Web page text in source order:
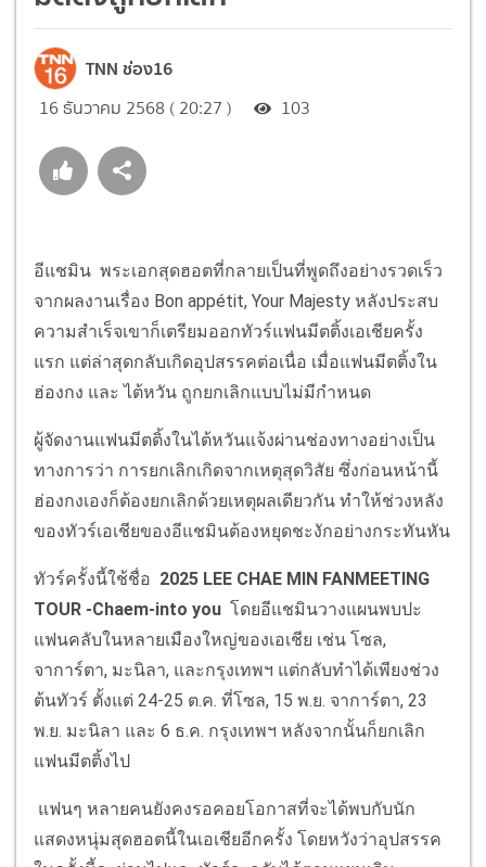
TNN ช่อง16
16 ธันวาคม 2568 ( 20:27 ) 103
อีแชมิน พระเอกสุดฮอตที่กลายเป็นที่พูดถึงอย่างรวดเร็ว
จากผลงานเรื่อง Bon appétit, Your Majesty หลังประสบ
ความสำเร็จเขาก็เตรียมออกทัวร์แฟนมีตติ้งเอเชียครั้ง
แรก แต่ล่าสุดกลับเกิดอุปสรรคต่อเนื่อ เมื่อแฟนมีตติ้งใน
ฮ่องกง และ ไต้หวัน ถูกยกเลิกแบบไม่มีกำหนด
ผู้จัดงานแฟนมีตติ้งในไต้หวันแจ้งผ่านช่องทางอย่างเป็น
ทางการว่า การยกเลิกเกิดจากเหตุสุดวิสัย ซึ่งก่อนหน้านี้
ฮ่องกงเองก็ต้องยกเลิกด้วยเหตุผลเดียวกัน ทำให้ช่วงหลัง
ของทัวร์เอเชียของอีแชมินต้องหยุดชะงักอย่างกระทันหัน
ทัวร์ครั้งนี้ใช้ชื่อ 2025 LEE CHAE MIN FANMEETING
TOUR -Chaem-into you โดยอีแชมินวางแผนพบปะ
แฟนคลับในหลายเมืองใหญ่ของเอเชีย เช่น โซล,
จาการ์ตา, มะนิลา, และกรุงเทพฯ แต่กลับทำได้เพียงช่วง
ต้นทัวร์ ตั้งแต่ 24-25 ต.ค. ที่โซล, 15 พ.ย. จาการ์ตา, 23
พ.ย. มะนิลา และ 6 ธ.ค. กรุงเทพฯ หลังจากนั้นก็ยกเลิก
แฟนมีตติ้งไป
แฟนๆ หลายคนยังคงรอคอยโอกาสที่จะได้พบกับนัก
แสดงหนุ่มสุดฮอตนี้ในเอเชียอีกครั้ง โดยหวังว่าอุปสรรค